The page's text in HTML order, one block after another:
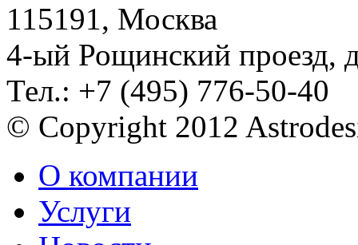
115191, Москва
4-ый Рощинский проезд,
Тел.: +7 (495) 776-50-40
© Copyright 2012
О компании
Услуги